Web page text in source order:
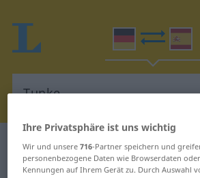
Deutsch-Spanisch Wörterbuch
Deutsch-Spanisch
Ihre Privatsphäre ist uns wichtig
Wir und unsere716-Partner speichern und
personenbezogene Daten wie Browserdaten
Kennungen auf Ihrem Gerät zu. Durch Auswahl